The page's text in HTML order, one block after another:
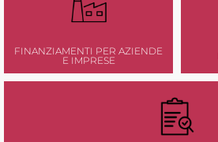
FINANZIAMENTI PER AZIENDE
E IMPRESE